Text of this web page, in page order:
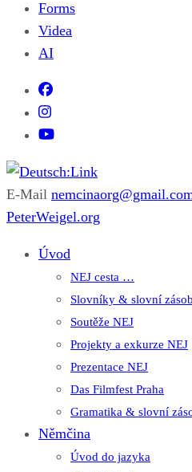
Forms
Videa
AI
Deutsch:Link
Edu-Portál pro němčinu |
E-Mail
PeterWeigel.org
Úvod
NEJ cesta …
Slovníky & slovní
Soutěže NEJ
Projekty a exkurze NEJ
Prezentace NEJ
Das Filmfest Praha
Gramatika & slovní
Němčina
Úvod do jazyka